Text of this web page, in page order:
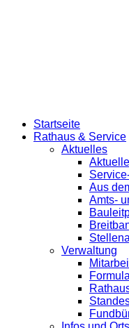
Startseite
Rathaus & Service
Aktuelles
Aus
Amts-
Verwaltung